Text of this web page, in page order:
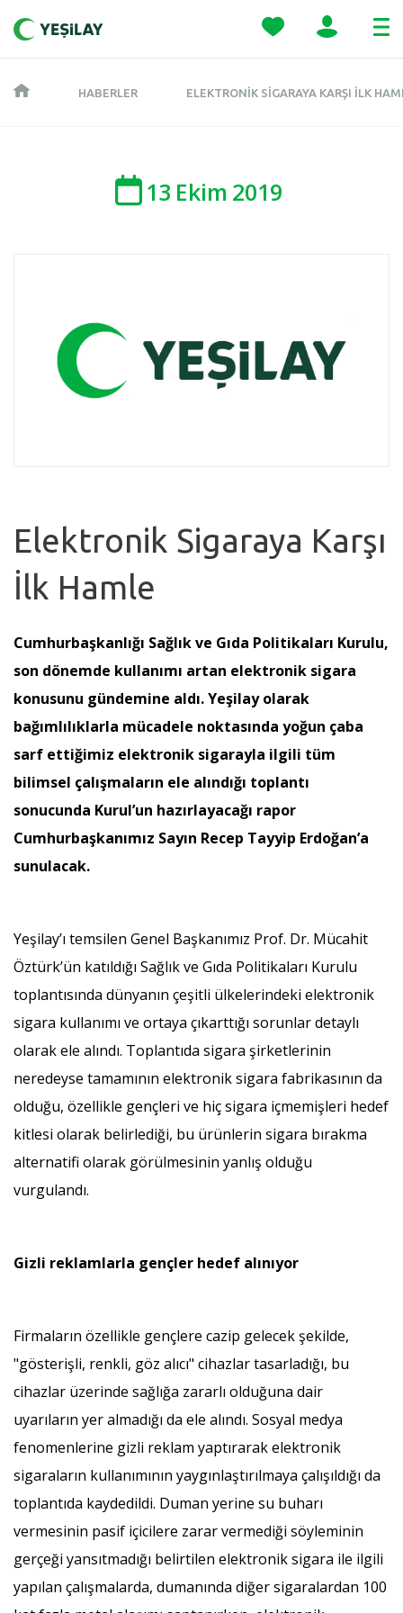
HABERLER ELEKTRONIK SIGARAYA KARŞI İLK
13 Ekim 2019
Elektronik Sigaraya Karşı
İlk Hamle
Cumhurbaşkanlığı Sağlık ve Gıda Politikaları Kurulu,
son dönemde kullanımı artan elektronik sigara
konusunu gündemine aldı. Yeşilay olarak
bağımlılıklarla mücadele noktasında yoğun çaba
sarf ettiğimiz elektronik sigarayla ilgili tüm
bilimsel çalışmaların ele alındığı toplantı
sonucunda Kurul’un hazırlayacağı rapor
Cumhurbaşkanımız Sayın Recep Tayyip Erdoğan’a
sunulacak.
Yeşilay’ı temsilen Genel Başkanımız Prof. Dr. Mücahit
Öztürk’ün katıldığı Sağlık ve Gıda Politikaları Kurulu
toplantısında dünyanın çeşitli ülkelerindeki elektronik
sigara kullanımı ve ortaya çıkarttığı sorunlar detaylı
olarak ele alındı. Toplantıda sigara şirketlerinin
neredeyse tamamının elektronik sigara fabrikasının da
olduğu, özellikle gençleri ve hiç sigara içmemişleri hedef
kitlesi olarak belirlediği, bu ürünlerin sigara bırakma
alternatifi olarak görülmesinin yanlış olduğu
vurgulandı.
Gizli reklamlarla gençler hedef alınıyor
Firmaların özellikle gençlere cazip gelecek şekilde,
"gösterişli, renkli, göz alıcı" cihazlar tasarladığı, bu
cihazlar üzerinde sağlığa zararlı olduğuna dair
uyarıların yer almadığı da ele alındı. Sosyal medya
fenomenlerine gizli reklam yaptırarak elektronik
sigaraların kullanımının yaygınlaştırılmaya çalışıldığı da
toplantıda kaydedildi. Duman yerine su buharı
vermesinin pasif içicilere zarar vermediği söyleminin
gerçeği yansıtmadığı belirtilen elektronik sigara ile ilgili
yapılan çalışmalarda, dumanında diğer sigaralardan 100